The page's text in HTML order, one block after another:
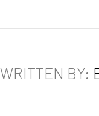
WRITTEN BY: